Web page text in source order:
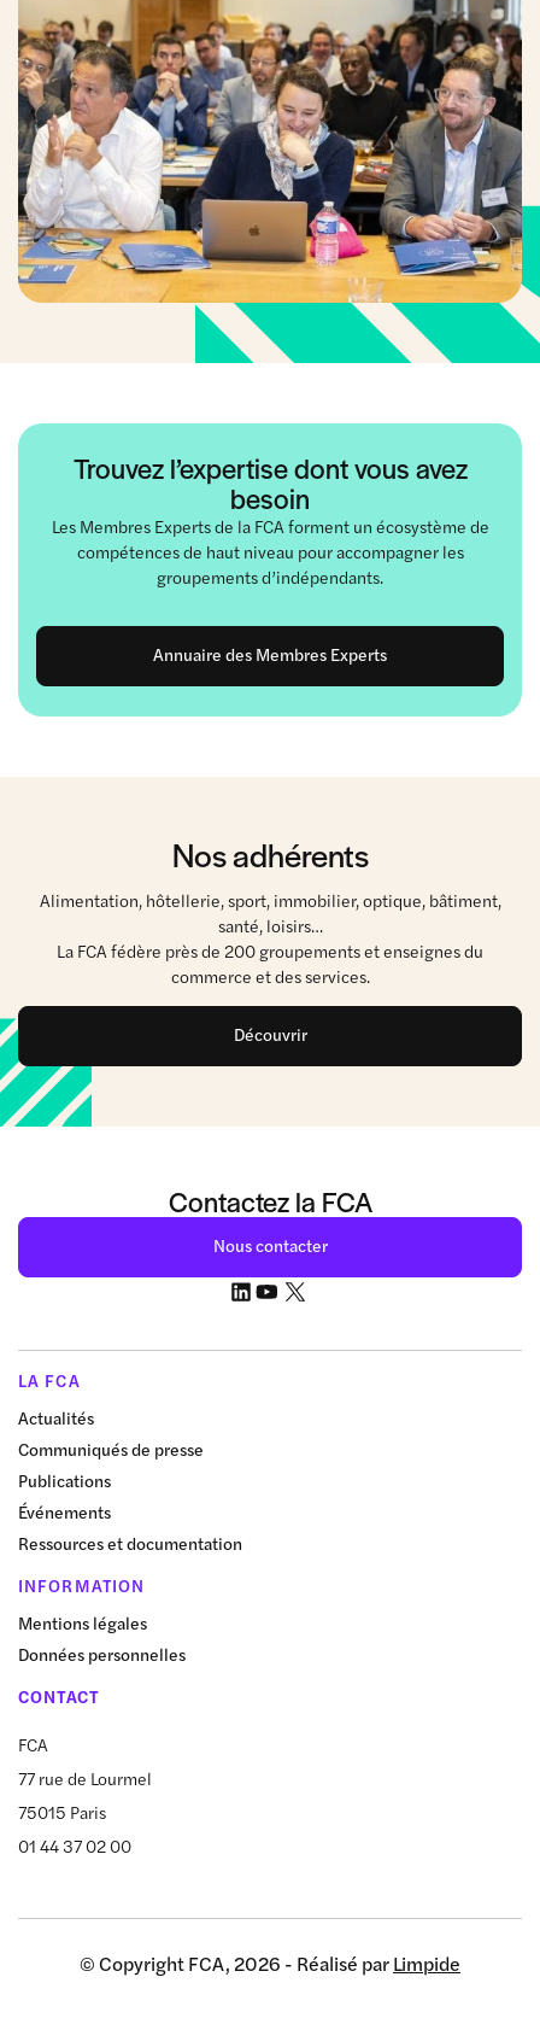
Trouvez l’expertise dont vous avez
besoin
Les Membres Experts de la FCA forment un écosystème de
compétences de haut niveau pour accompagner les
groupements d’indépendants.
Annuaire des Membres Experts
Nos adhérents
Alimentation, hôtellerie, sport, immobilier, optique, bâtiment,
santé, loisirs…
La FCA fédère près de 200 groupements et enseignes du
commerce et des services.
Découvrir
Contactez la FCA
Nous contacter
LA FCA
Actualités
Communiqués de presse
Publications
Événements
Ressources et documentation
INFORMATION
Mentions légales
Données personnelles
CONTACT
FCA
77 rue de Lourmel
75015 Paris
01 44 37 02 00
© Copyright FCA, 2026 - Réalisé parLimpide